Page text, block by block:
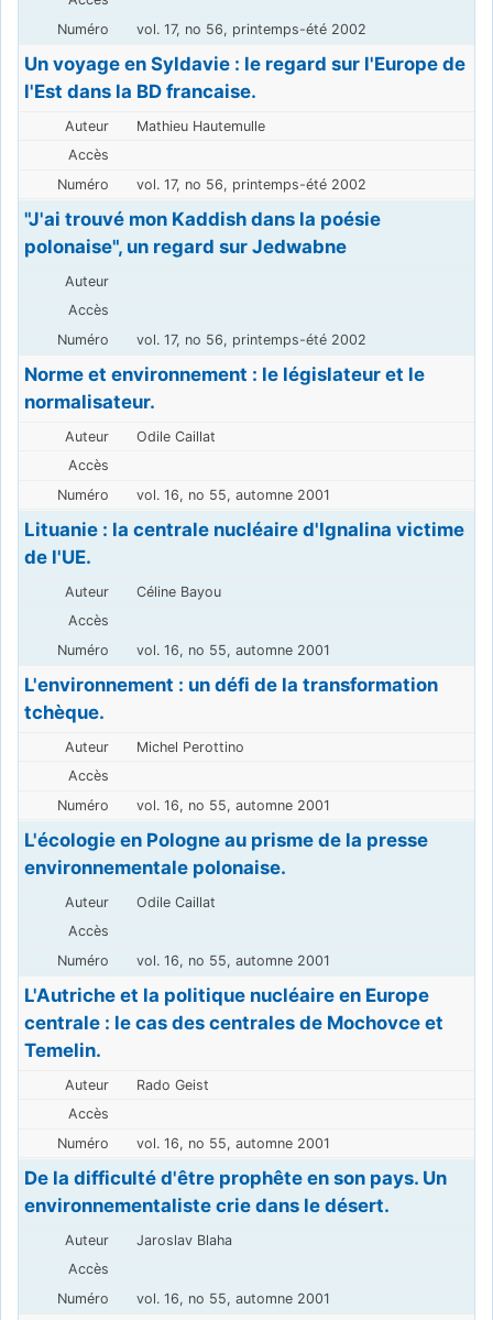
vol. 17, no 56, printemps-été 2002
Un voyage en Syldavie : le regard sur l'Europe de
l'Est dans la BD francaise.
Mathieu Hautemulle
vol. 17, no 56, printemps-été 2002
"J'ai trouvé mon Kaddish dans la poésie
polonaise", un regard sur Jedwabne
vol. 17, no 56, printemps-été 2002
Norme et environnement : le législateur et le
normalisateur.
Odile Caillat
vol. 16, no 55, automne 2001
Lituanie : la centrale nucléaire d'Ignalina victime
de l'UE.
Céline Bayou
vol. 16, no 55, automne 2001
L'environnement : un défi de la transformation
tchèque.
Michel Perottino
vol. 16, no 55, automne 2001
L'écologie en Pologne au prisme de la presse
environnementale polonaise.
Odile Caillat
vol. 16, no 55, automne 2001
L'Autriche et la politique nucléaire en Europe
centrale : le cas des centrales de Mochovce et
Temelin.
Rado Geist
vol. 16, no 55, automne 2001
De la difficulté d'être prophête en son pays. Un
environnementaliste crie dans le désert.
Jaroslav Blaha
vol. 16, no 55, automne 2001